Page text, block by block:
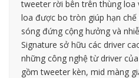
tweeter rời bên trên thùng loa
loa được bo tròn giúp hạn
sóng đứng cộng hưởng và
Signature sở hữu các driver
những công nghệ từ driver
gồm tweeter kèn, mid màng